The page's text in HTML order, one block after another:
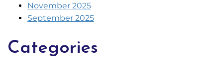
November 2025
September 2025
Categories